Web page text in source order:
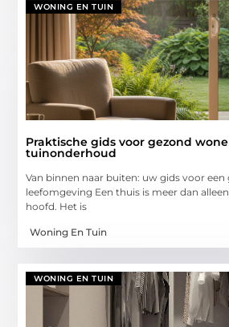
WONING EN TUIN
Praktische gids voor gezond
tuinonderhoud
Van binnen naar buiten: uw gids voor een
leefomgeving Een thuis is meer dan
hoofd. Het is
Woning En Tuin
WONING EN TUIN